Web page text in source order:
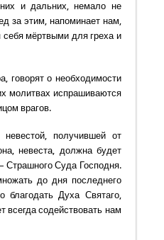
и дальних, немало не
за этим, напоминает нам,
мёртвыми для греха и
говорят о необходимости
молитвах испрашиваются
врагов.
получившей от
невеста, должна будет
Страшного Суда Господня.
до дня последнего
Духа Святаго,
всегда содействовать нам